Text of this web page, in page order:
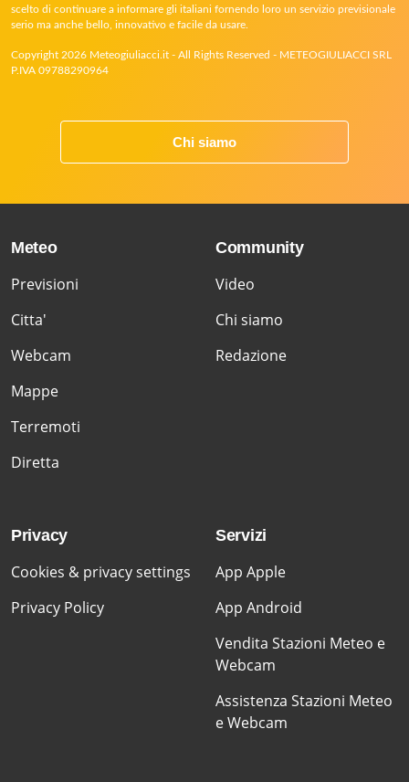
scelto di continuare a informare gli italiani fornendo loro un servizio previsionale
serio ma anche bello, innovativo e facile da usare.
Copyright 2026 Meteogiuliacci.it - All Rights Reserved - METEOGIULIACCI SRL
P.IVA 09788290964
Chi siamo
Meteo
Previsioni
Citta'
Webcam
Mappe
Terremoti
Diretta
Community
Video
Chi siamo
Redazione
Privacy
Cookies & privacy settings
Privacy Policy
Servizi
App Apple
App Android
Vendita Stazioni Meteo e
Webcam
Assistenza Stazioni Meteo
e Webcam